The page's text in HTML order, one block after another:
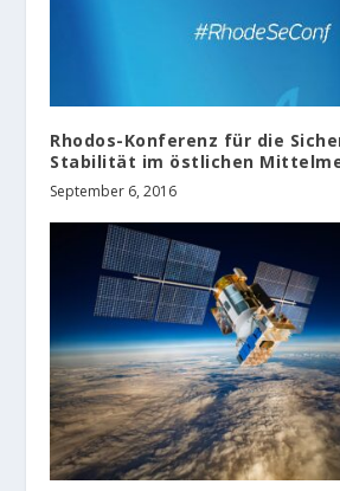
Rhodos-Konferenz für die
Stabilität im östlichen
September 6, 2016